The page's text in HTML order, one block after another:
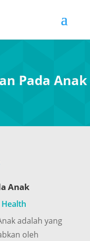
Pada Anak
Anak
Health
adalah yang
oleh